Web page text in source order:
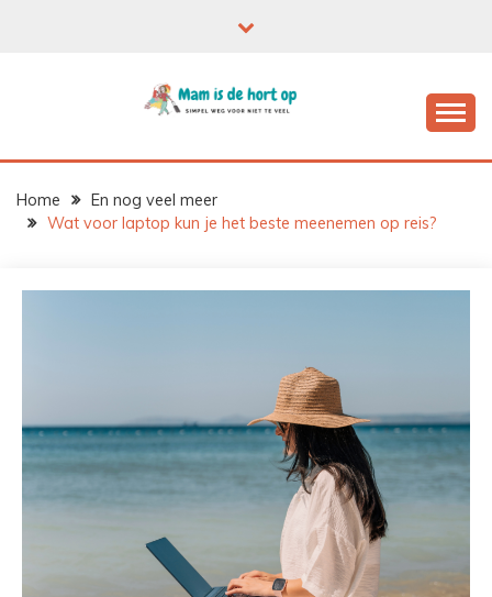
Home
En nog veel meer
Wat voor laptop kun je het beste meenemen op reis?